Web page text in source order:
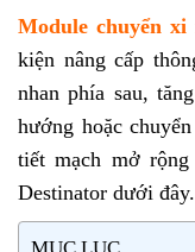
Module chuyển
kiện nâng cấp
nhan phía sau,
hướng hoặc
tiết mạch mở
Destinator dưới